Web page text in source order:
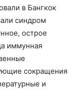
в Бангкок
синдром
острое
иммунная
сокращения
и